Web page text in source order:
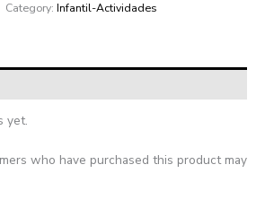
Category: Infantil-Actividades
yet.
who have purchased this product may